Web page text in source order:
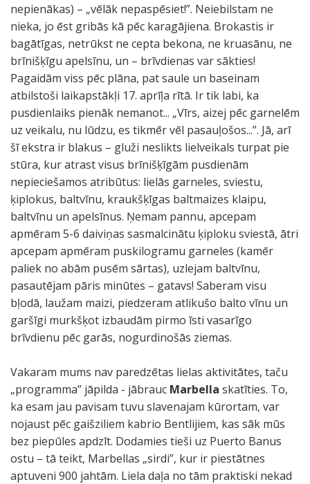
nepienākas) – „vēlāk nepaspēsiet!”. Neiebilstam ne
nieka, jo ēst gribās kā pēc karagājiena. Brokastis ir
bagātīgas, netrūkst ne cepta bekona, ne kruasānu, ne
brīnišķīgu apelsīnu, un – brīvdienas var sākties!
Pagaidām viss pēc plāna, pat saule un baseinam
atbilstoši laikapstākļi 17. aprīļa rītā. Ir tik labi, ka
pusdienlaiks pienāk nemanot... „Vīrs, aizej pēc garnelēm
uz veikalu, nu lūdzu, es tikmēr vēl pasauļošos...”. Jā, arī
šī ekstra ir blakus – gluži neslikts lielveikals turpat pie
stūra, kur atrast visus brīnišķīgām pusdienām
nepieciešamos atribūtus: lielās garneles, sviestu,
ķiplokus, baltvīnu, kraukšķīgas baltmaizes klaipu,
baltvīnu un apelsīnus. Ņemam pannu, apcepam
apmēram 5-6 daiviņas sasmalcinātu ķiploku sviestā, ātri
apcepam apmēram puskilogramu garneles (kamēr
paliek no abām pusēm sārtas), uzlejam baltvīnu,
pasautējam pāris minūtes – gatavs! Saberam visu
bļodā, laužam maizi, piedzeram atlikušo balto vīnu un
garšīgi murkšķot izbaudām pirmo īsti vasarīgo
brīvdienu pēc garās, nogurdinošās ziemas.
Vakaram mums nav paredzētas lielas aktivitātes, taču
„programma” jāpilda - jābrauc Marbella skatīties. To,
ka esam jau pavisam tuvu slavenajam kūrortam, var
nojaust pēc gaišziliem kabrio Bentlijiem, kas sāk mūs
bez piepūles apdzīt. Dodamies tieši uz Puerto Banus
ostu – tā teikt, Marbellas „sirdi”, kur ir piestātnes
aptuveni 900 jahtām. Liela daļa no tām praktiski nekad